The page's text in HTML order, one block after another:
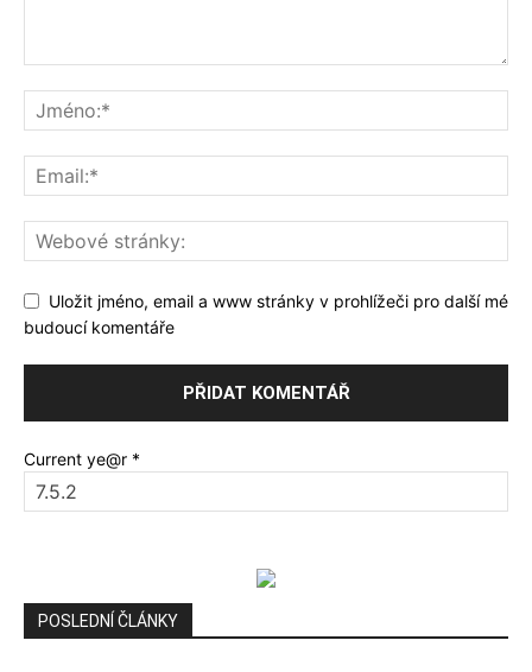
Uložit jméno, email a www stránky v prohlížeči pro další mé
budoucí komentáře
Current ye@r *
POSLEDNÍ ČLÁNKY